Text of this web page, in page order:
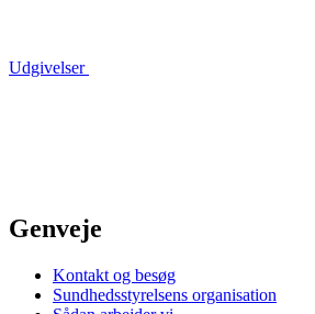
Udgivelser
Genveje
Kontakt og besøg
Sundhedsstyrelsens organisation